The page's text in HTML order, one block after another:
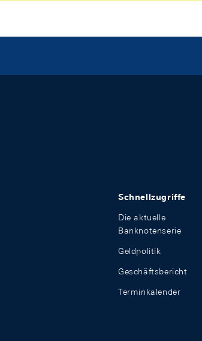
Schnellzugriffe
Die aktuelle
Banknotenserie
Geldpolitik
Geschäftsbericht
Terminkalender